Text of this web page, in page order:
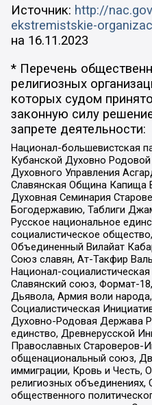
Источник: http://
ekstremistskie-
на 16.11.2023
* Перечень
религиозных
которых судом
законную силу
запрете деятельности:
Национал-большевистская
Кубанской Духовно
Духовного Управления
Славянская Община Капища
Духовная Семинария
Богодержавию, Таблиги
Русское национальное
социалистическое
Объединенный Вилайат
Союз славян, Ат-Такфир
Национал-
Славянский союз, Формат-
Дьявола, Армия воли
Социалистическая
Духовно-Родовая Держава
единство, Древнерусской
Православных Староверов-
общенациональный союз,
иммиграции, Кровь и Честь,
религиозных объединениях,
общественного